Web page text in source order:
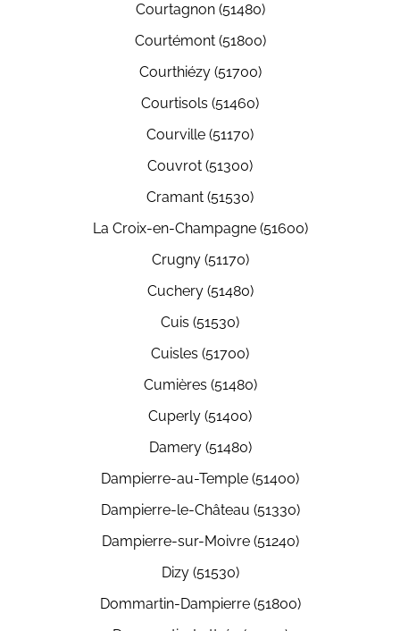
Courtagnon (51480)
Courtémont (51800)
Courthiézy (51700)
Courtisols (51460)
Courville (51170)
Couvrot (51300)
Cramant (51530)
La Croix-en-Champagne (51600)
Crugny (51170)
Cuchery (51480)
Cuis (51530)
Cuisles (51700)
Cumières (51480)
Cuperly (51400)
Damery (51480)
Dampierre-au-Temple (51400)
Dampierre-le-Château (51330)
Dampierre-sur-Moivre (51240)
Dizy (51530)
Dommartin-Dampierre (51800)